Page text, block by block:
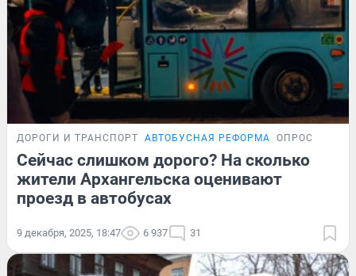
ДОРОГИ И ТРАНСПОРТ АВТОБУСНАЯ РЕФОРМА ОПРОС
Сейчас слишком дорого? На сколько
жители Архангельска оценивают
проезд в автобусах
9 декабря, 2025, 18:47 6 937 31